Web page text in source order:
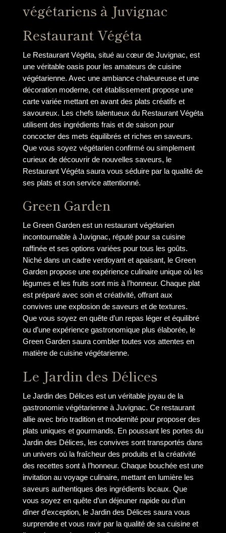
végétariens à Juvignac
Restaurant Végéta
Le Restaurant Végéta, situé au cœur de Juvignac, est
une véritable oasis pour les amateurs de cuisine
végétarienne. Avec une ambiance chaleureuse et une
décoration moderne, cet établissement propose une
carte variée mettant en avant des plats créatifs et
savoureux. Les chefs talentueux du Restaurant Végéta
utilisent des ingrédients frais et de saison pour
concocter des mets équilibrés et riches en saveurs.
Que vous soyez végétarien confirmé ou simplement
curieux de découvrir de nouvelles saveurs, le
Restaurant Végéta saura vous séduire par la qualité de
ses plats et son service attentionné.
Green Garden
Le Green Garden est un restaurant végétarien
incontournable à Juvignac, réputé pour sa cuisine
raffinée et ses options variées pour tous les goûts.
Niché dans un cadre verdoyant et apaisant, le Green
Garden propose une expérience culinaire unique où les
légumes et les fruits sont mis à l’honneur. Chaque plat
est préparé avec soin et créativité, offrant aux
convives une explosion de saveurs et de textures.
Que vous soyez en quête d’un repas léger et équilibré
ou d’une expérience gastronomique plus élaborée, le
Green Garden saura combler toutes vos attentes en
matière de cuisine végétarienne.
Le Jardin des Délices
Le Jardin des Délices est un véritable joyau de la
gastronomie végétarienne à Juvignac. Ce restaurant
allie avec brio tradition et modernité pour proposer des
plats uniques et gourmands. En poussant les portes du
Jardin des Délices, les convives sont transportés dans
un univers où la fraîcheur des produits et la créativité
des recettes sont à l’honneur. Chaque bouchée est une
invitation au voyage culinaire, mettant en lumière les
saveurs authentiques des ingrédients locaux. Que
vous soyez en quête d’un déjeuner rapide ou d’un
dîner d’exception, le Jardin des Délices saura vous
surprendre et vous ravir par la qualité de sa cuisine et